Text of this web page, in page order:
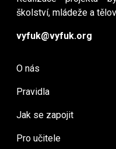
školství, mládeže a
vyfuk@vyfuk.org
O nás
Pravidla
Jak se zapojit
Pro učitele